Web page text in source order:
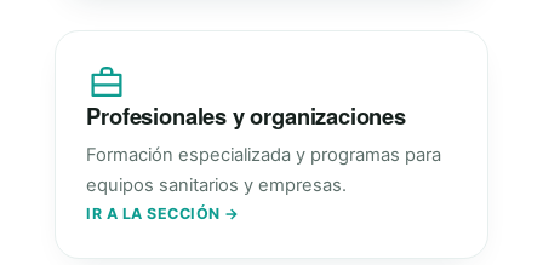
Profesionales y organizaciones
Formación especializada y programas para
equipos sanitarios y empresas.
IR A LA SECCIÓN →